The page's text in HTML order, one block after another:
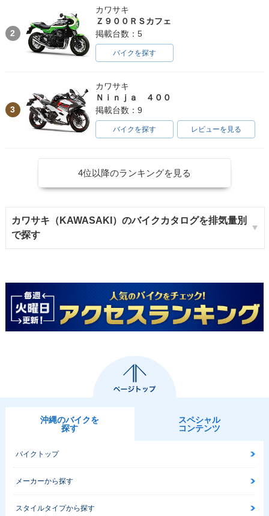
2
カワサキ
Ｚ９００ＲＳカフェ
掲載台数：5
バイクを探す
3
カワサキ
Ｎｉｎｊａ ４００
掲載台数：9
バイクを探す レビューを見る
4位以降のランキングを見る
カワサキ（KAWASAKI）のバイクカタログを排気量別
で探す
沖縄のバイクを
探す
スペシャル
コンテンツ
バイクトップ
メーカーから探す
スタイルタイプから探す